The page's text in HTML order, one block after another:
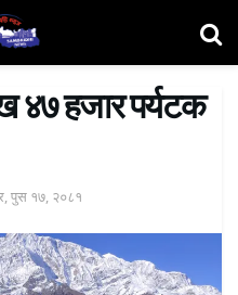
४७ हजार पर्यटक
पुस १७, २०८१